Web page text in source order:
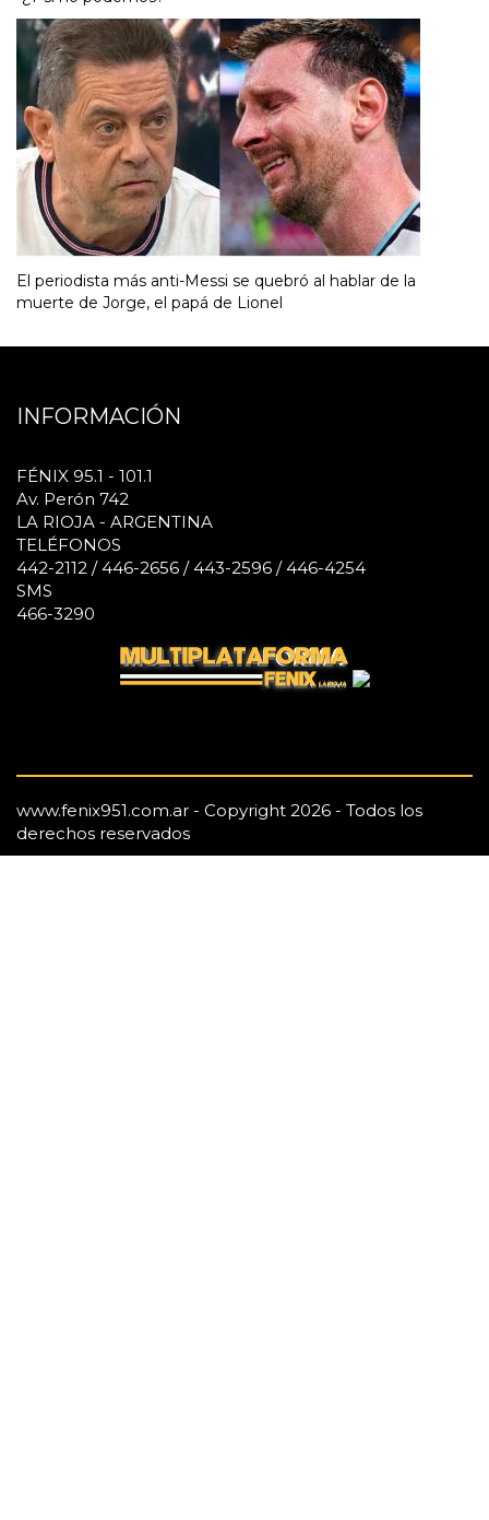
El periodista más anti-Messi se quebró al hablar de la
muerte de Jorge, el papá de Lionel
INFORMACIÓN
FÉNIX 95.1 - 101.1
Av. Perón 742
LA RIOJA - ARGENTINA
TELÉFONOS
442-2112 / 446-2656 / 443-2596 / 446-4254
SMS
466-3290
www.fenix951.com.ar - Copyright 2026 - Todos los
derechos reservados